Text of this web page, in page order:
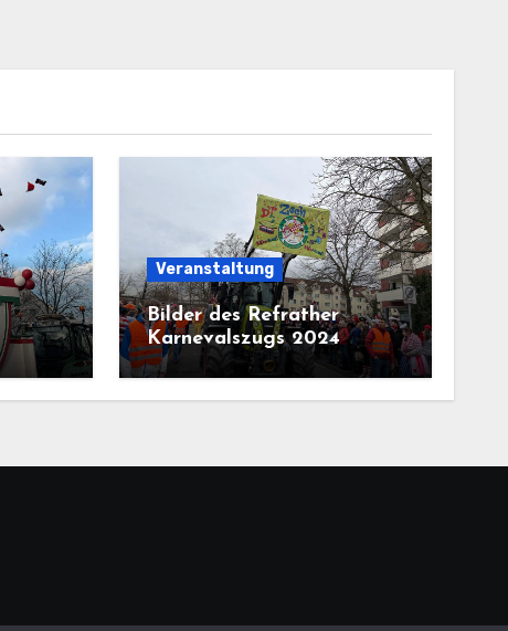
Veranstaltung
Bilder des Refrather
Karnevalszugs 2024